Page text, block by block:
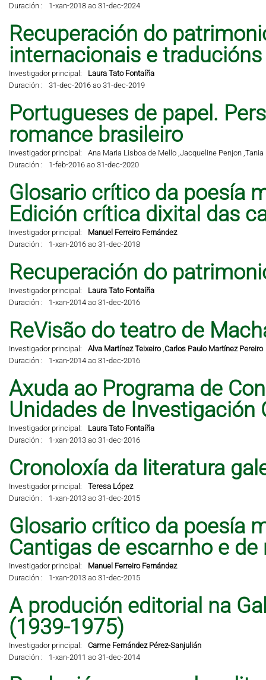
Duración :
1-xan-2018 ao 31-dec-2024
Recuperación do
internacionais e traducións
Investigador principal:
Laura Tato Fontaíña
Duración :
31-dec-2016 ao 31-dec-2019
Portugueses de papel.
romance brasileiro
Investigador principal: Ana Maria Lisboa de Mello ,Jacqueline Penjon ,Tania
Duración :
1-feb-2016 ao 31-dec-2020
Glosario crítico da poesía
Edición crítica dixital das
Investigador principal:
Manuel Ferreiro Fernández
Duración :
1-xan-2016 ao 31-dec-2018
Recuperación do
Investigador principal:
Laura Tato Fontaíña
Duración :
1-xan-2014 ao 31-dec-2016
ReVisão do teatro de
Investigador principal: Alva Martínez Teixeiro,Carlos Paulo Martínez Pereiro
Duración :
1-xan-2014 ao 31-dec-2016
Axuda ao Programa de
Unidades de Investigación
Investigador principal:
Laura Tato Fontaíña
Duración :
1-xan-2013 ao 31-dec-2016
Cronoloxía da literatura
Investigador principal:
Teresa López
Duración :
1-xan-2013 ao 31-dec-2015
Glosario crítico da poesía
Cantigas de escarnho e de
Investigador principal:
Manuel Ferreiro Fernández
Duración :
1-xan-2013 ao 31-dec-2015
A produción editorial na
(1939-1975)
Investigador principal:
Carme Fernández Pérez-Sanjulián
Duración :
1-xan-2011 ao 31-dec-2014